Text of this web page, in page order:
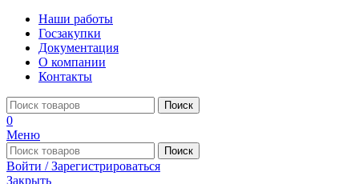
Наши работы
Госзакупки
Документация
О компании
Контакты
Поиск
0
Меню
Поиск
Войти / Зарегистрироваться
Закрыть